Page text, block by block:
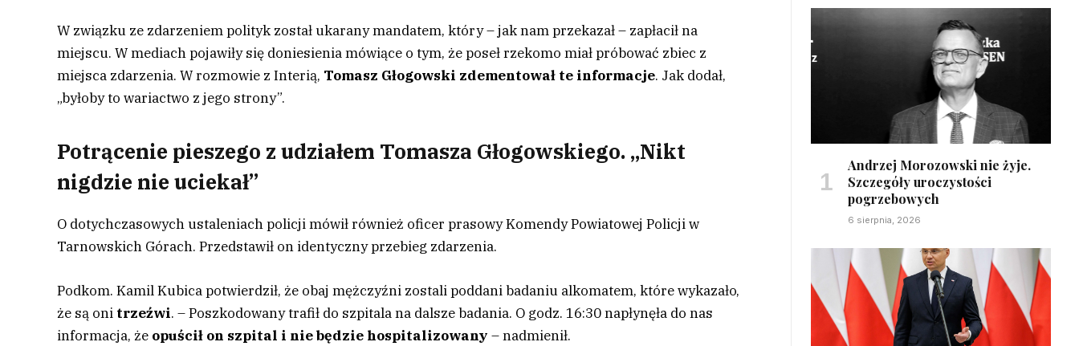
W związku ze zdarzeniem polityk został ukarany mandatem, który – jak nam przekazał – zapłacił na
miejscu. W mediach pojawiły się doniesienia mówiące o tym, że poseł rzekomo miał próbować zbiec z
miejsca zdarzenia. W rozmowie z Interią, Tomasz Głogowski zdementował te informacje. Jak dodał,
„byłoby to wariactwo z jego strony”.
Potrącenie pieszego z udziałem Tomasza Głogowskiego. „Nikt
nigdzie nie uciekał”
O dotychczasowych ustaleniach policji mówił również oficer prasowy Komendy Powiatowej Policji w
Tarnowskich Górach. Przedstawił on identyczny przebieg zdarzenia.
Podkom. Kamil Kubica potwierdził, że obaj mężczyźni zostali poddani badaniu alkomatem, które wykazało,
że są oni trzeźwi. – Poszkodowany trafił do szpitala na dalsze badania. O godz. 16:30 napłynęła do nas
informacja, że opuścił on szpital i nie będzie hospitalizowany – nadmienił.
Andrzej Morozowski nie żyje.
Szczegóły uroczystości
pogrzebowych
6 sierpnia, 2026